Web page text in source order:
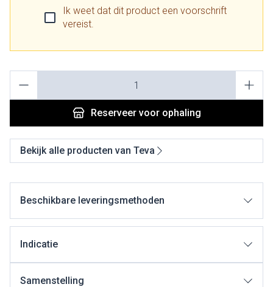
Ik weet dat dit product een voorschrift
vereist.
Reserveervoor ophaling
Bekijk alle producten van Teva
Beschikbare leveringsmethoden
Indicatie
Samenstelling